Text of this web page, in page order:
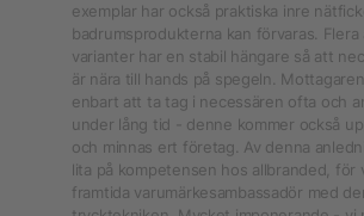
exemplar har också praktiska inre
badrumsprodukterna kan förvaras. Flera
varianter har en stabil hängare så att
är nära till hands på spegeln.
enbart att ta tag i necessären ofta och
under lång tid - denne kommer också
och minnas ert företag. Av denna
lita på kompetensen hos allbranded, för
framtida varumärkesambassadör med